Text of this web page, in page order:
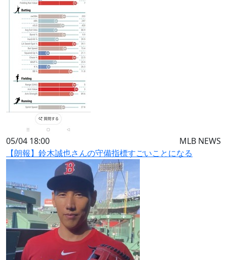
05/04 18:00
MLB NEWS
【朗報】鈴木誠也さんの守備指標すごいことになる